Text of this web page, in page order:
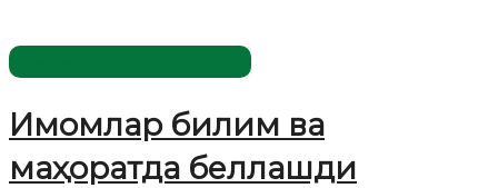
Имомлар билим ва
маҳоратда беллашди